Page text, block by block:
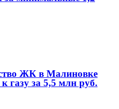
ЖК в Малиновке
газу за 5,5 млн руб.